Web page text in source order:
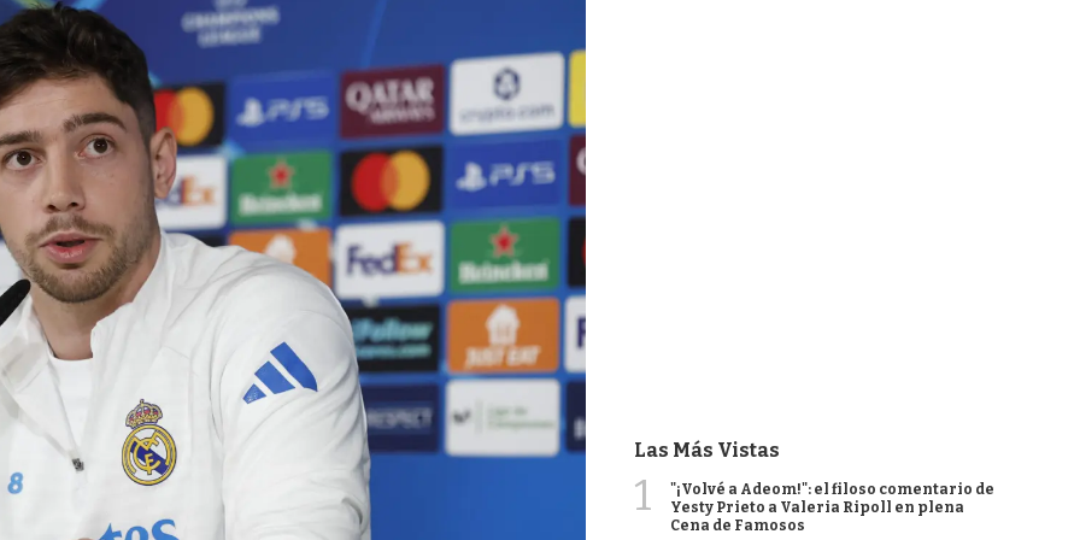
Las Más Vistas
1
"¡Volvé a Adeom!": el filoso comentario de
Yesty Prieto a Valeria Ripoll en plena
Cena de Famosos